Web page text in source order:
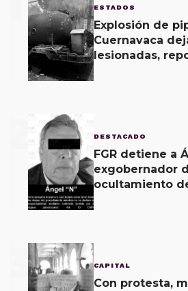
ESTADOS
Explosión de
Cuernavaca
lesionadas,
DESTACADO
FGR detiene a
exgobernador
ocultamiento
3 CAPITAL
Con protesta,